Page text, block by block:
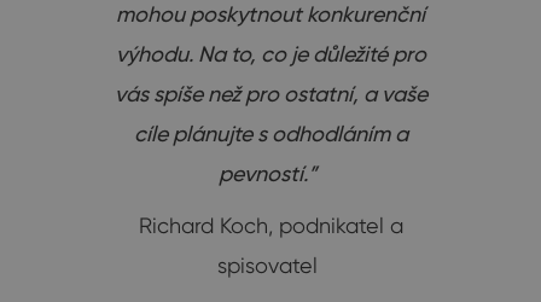
mohou poskytnout konkurenční
výhodu. Na to, co je důležité pro
vás spíše než pro ostatní, a vaše
cíle plánujte s odhodláním a
pevností.”
Richard Koch, podnikatel a
spisovatel